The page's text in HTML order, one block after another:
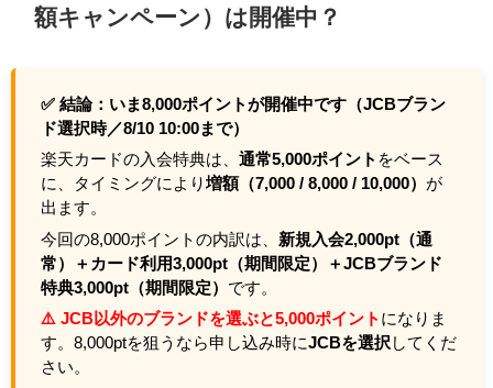
額キャンペーン）は開催中？
✅ 結論：いま8,000ポイントが開催中です（JCBブラン
ド選択時／8/10 10:00まで）
楽天カードの入会特典は、 通常5,000ポイント をベース
に、タイミングにより 増額（7,000 / 8,000 / 10,000） が
出ます。
今回の8,000ポイントの内訳は、 新規入会2,000pt（通
常）＋カード利用3,000pt（期間限定）＋JCBブランド
特典3,000pt（期間限定） です。
⚠️ JCB以外のブランドを選ぶと5,000ポイント になりま
す。8,000ptを狙うなら申し込み時にJCBを選択 してくだ
さい。